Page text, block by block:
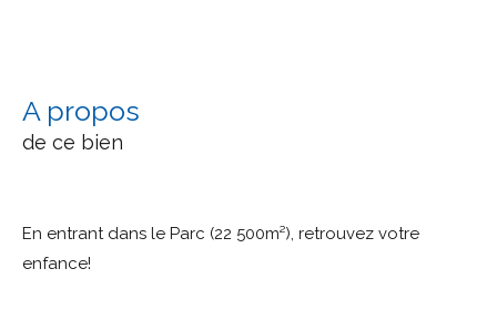
a propos
de ce bien
En entrant dans le Parc (22 500m²), retrouvez votre
enfance!